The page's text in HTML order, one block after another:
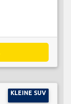
KLEINE SUV